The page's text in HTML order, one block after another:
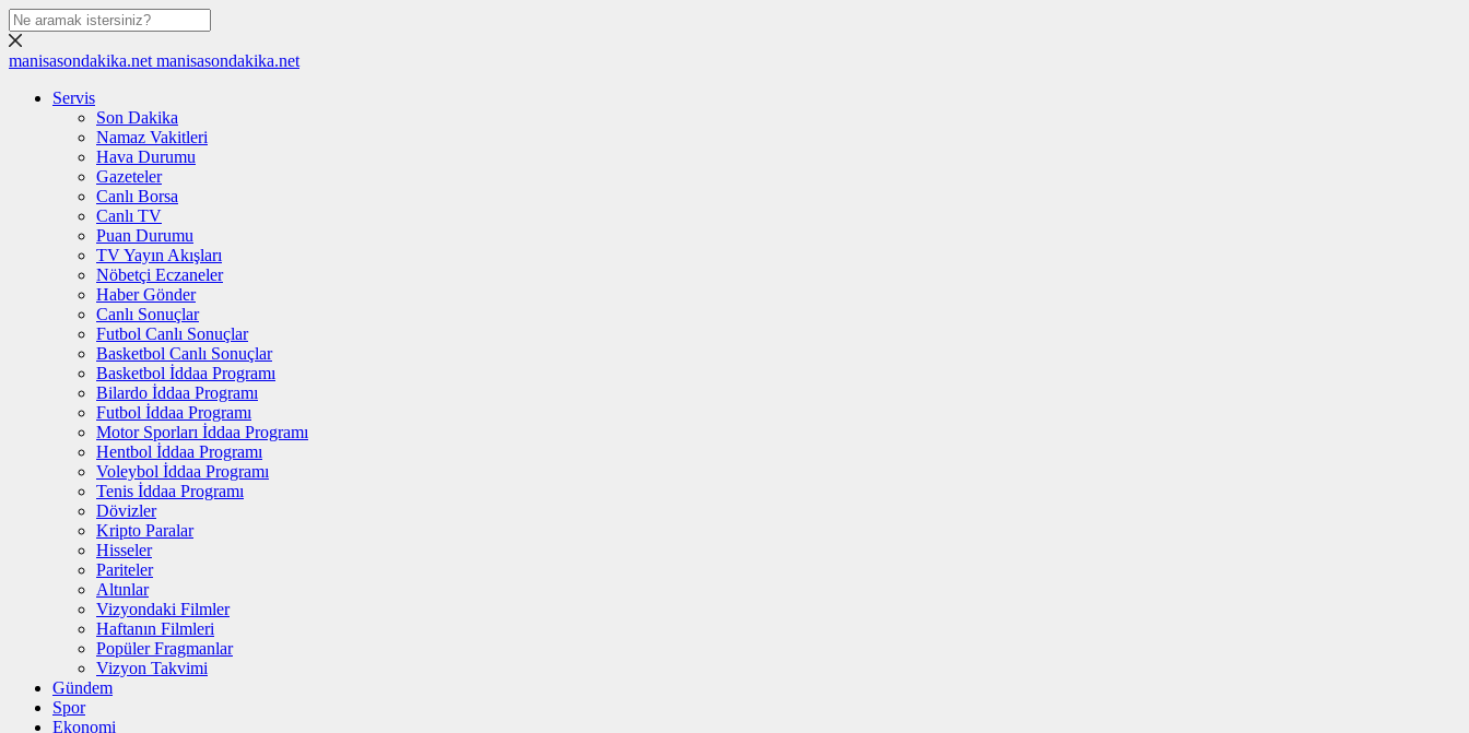
manisasondakika.net manisasondakika.net
Servis
Son Dakika
Namaz Vakitleri
Hava Durumu
Gazeteler
Canlı Borsa
Canlı TV
Puan Durumu
TV Yayın Akışları
Nöbetçi Eczaneler
Haber Gönder
Canlı Sonuçlar
Futbol Canlı Sonuçlar
Basketbol Canlı Sonuçlar
Basketbol İddaa Programı
Bilardo İddaa Programı
Futbol İddaa Programı
Motor Sporları İddaa Programı
Hentbol İddaa Programı
Voleybol İddaa Programı
Tenis İddaa Programı
Dövizler
Kripto Paralar
Hisseler
Pariteler
Altınlar
Vizyondaki Filmler
Haftanın Filmleri
Popüler Fragmanlar
Vizyon Takvimi
Gündem
Spor
Ekonomi